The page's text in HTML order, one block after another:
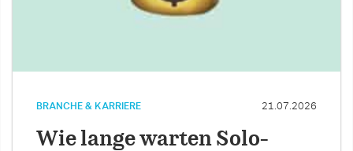
BRANCHE & KARRIERE 21.07.2026
Wie lange warten Solo-